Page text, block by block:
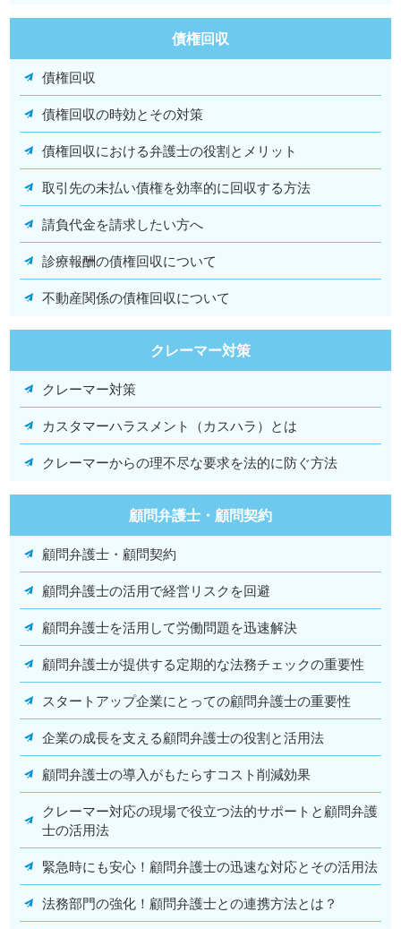
債権回収
債権回収
債権回収の時効とその対策
債権回収における弁護士の役割とメリット
取引先の未払い債権を効率的に回収する方法
請負代金を請求したい方へ
診療報酬の債権回収について
不動産関係の債権回収について
クレーマー対策
クレーマー対策
カスタマーハラスメント（カスハラ）とは
クレーマーからの理不尽な要求を法的に防ぐ方法
顧問弁護士・顧問契約
顧問弁護士・顧問契約
顧問弁護士の活用で経営リスクを回避
顧問弁護士を活用して労働問題を迅速解決
顧問弁護士が提供する定期的な法務チェックの重要性
スタートアップ企業にとっての顧問弁護士の重要性
企業の成長を支える顧問弁護士の役割と活用法
顧問弁護士の導入がもたらすコスト削減効果
クレーマー対応の現場で役立つ法的サポートと顧問弁護
士の活用法
緊急時にも安心！顧問弁護士の迅速な対応とその活用法
法務部門の強化！顧問弁護士との連携方法とは？